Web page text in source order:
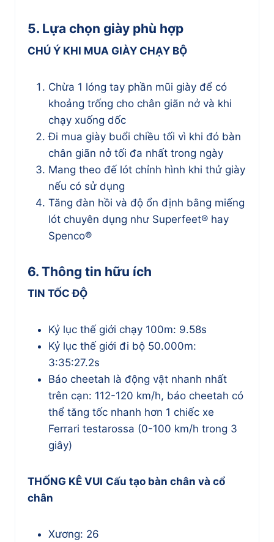
5. Lựa chọn giày phù hợp
CHÚ Ý KHI MUA GIÀY CHẠY BỘ
Chừa 1 lóng tay phần mũi giày để có
khoảng trống cho chân giãn nở và khi
chạy xuống dốc
Đi mua giày buổi chiều tối vì khi đó bàn
chân giãn nở tối đa nhất trong ngày
Mang theo đế lót chỉnh hình khi thử giày
nếu có sử dụng
Tăng đàn hồi và độ ổn định bằng miếng
lót chuyên dụng như Superfeet® hay
Spenco®
6. Thông tin hữu ích
TIN TỐC ĐỘ
Kỷ lục thế giới chạy 100m: 9.58s
Kỷ lục thế giới đi bộ 50.000m:
3:35:27.2s
Báo cheetah là động vật nhanh nhất
trên cạn: 112-120 km/h, báo cheetah có
thể tăng tốc nhanh hơn 1 chiếc xe
Ferrari testarossa (0-100 km/h trong 3
giây)
THỐNG KÊ VUI Cấu tạo bàn chân và cổ
chân
Xương: 26